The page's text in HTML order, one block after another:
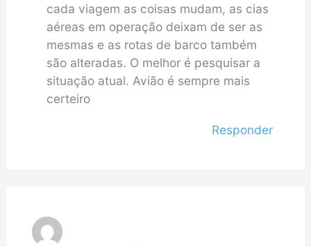
cada viagem as coisas mudam, as cias
aéreas em operação deixam de ser as
mesmas e as rotas de barco também
são alteradas. O melhor é pesquisar a
situação atual. Avião é sempre mais
certeiro
Responder